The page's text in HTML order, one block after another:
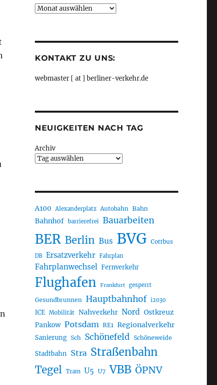
Neuigkeiten
KONTAKT ZU UNS:
webmaster [ at ] berliner-verkehr.de
NEUIGKEITEN NACH TAG
Archiv
A100 Alexanderplatz Autobahn Bahn
Bahnhof barrierefrei Bauarbeiten
BER Berlin Bus BVG Cottbus
DB Ersatzverkehr Fahrplan
Fahrplanwechsel Fernverkehr
Flughafen Frankfurt gesperrt
Gesundbrunnen Hauptbahnhof i2030
ICE Mobilität Nahverkehr Nord Ostkreuz
Pankow Potsdam RE1 Regionalverkehr
Sanierung Sch Schönefeld Schöneweide
Stadtbahn Stra Straßenbahn
Tegel Tram U5 U7 VBB ÖPNV